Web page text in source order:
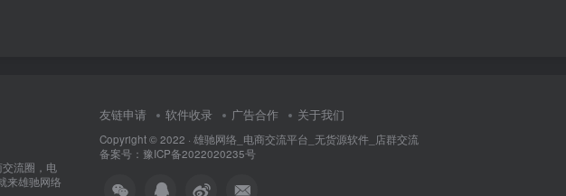
流圈，电
来雄驰网络
友链申请 软件收录 广告合作 关于我们
Copyright © 2022 · 雄驰网络_电商交流平台_无货源软件_店群交流
备案号： 豫ICP备2022020235号